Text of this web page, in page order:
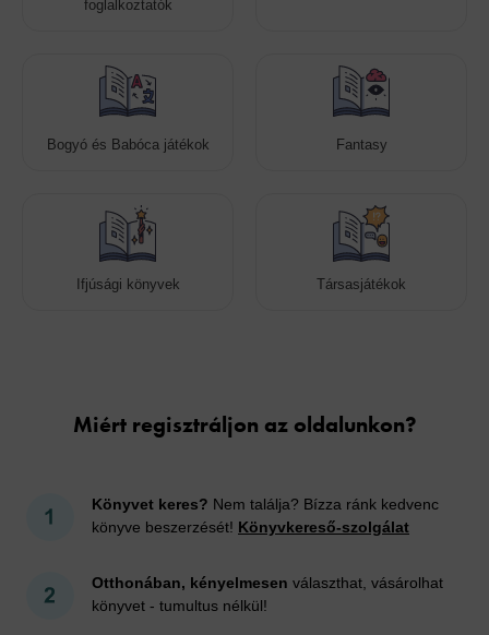
foglalkoztatók
Bogyó és Babóca játékok Fantasy
Ifjúsági könyvek Társasjátékok
Miért regisztráljon az oldalunkon?
Könyvet keres? Nem találja? Bízza ránk kedvenc
könyve beszerzését! Könyvkereső-szolgálat
Otthonában, kényelmesen választhat, vásárolhat
könyvet - tumultus nélkül!